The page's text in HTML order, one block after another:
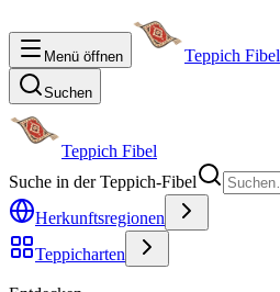
Menü öffnen Teppich Fibel
Suchen
Teppich Fibel
Suche in der Teppich-Fibel
Herkunftsregionen
Teppicharten